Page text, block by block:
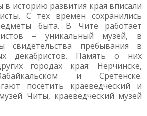
в историю развития края вписали
С тех времен сохранились
быта. В Чите работает
– уникальный музей, в
свидетельства пребывания в
декабристов. Память о них
городах края: Нерчинске,
Забайкальском и Сретенске.
посетить краеведческий и
Читы, краеведческий музей